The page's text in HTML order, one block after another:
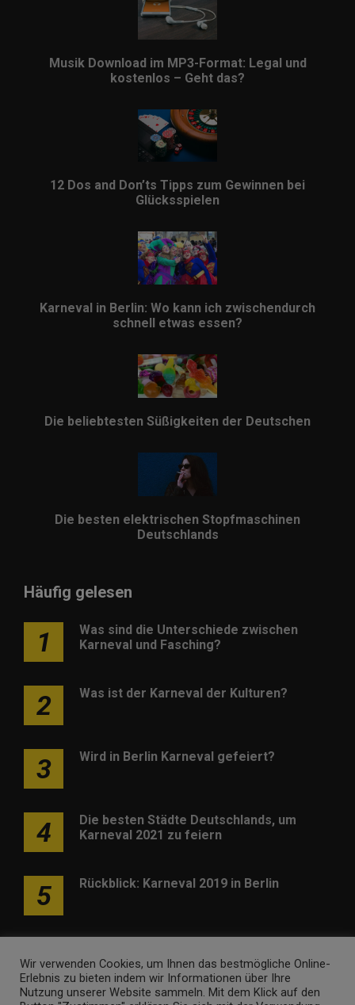
Musik Download im MP3-Format: Legal und
kostenlos – Geht das?
12 Dos and Don’ts Tipps zum Gewinnen bei
Glücksspielen
Karneval in Berlin: Wo kann ich zwischendurch
schnell etwas essen?
Die beliebtesten Süßigkeiten der Deutschen
Die besten elektrischen Stopfmaschinen
Deutschlands
Häufig gelesen
1
Was sind die Unterschiede zwischen
Karneval und Fasching?
2 Was ist der Karneval der Kulturen?
3 Wird in Berlin Karneval gefeiert?
4
Die besten Städte Deutschlands, um
Karneval 2021 zu feiern
5 Rückblick: Karneval 2019 in Berlin
Wir verwenden Cookies, um Ihnen das bestmögliche Online-
Erlebnis zu bieten indem wir Informationen über Ihre
Nutzung unserer Website sammeln. Mit dem Klick auf den